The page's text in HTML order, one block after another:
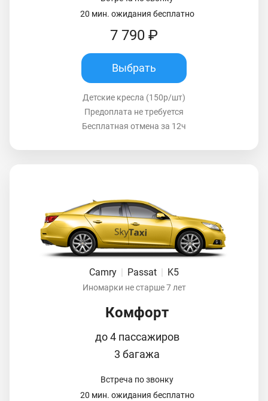
20 мин. ожидания бесплатно
7 790 ₽
Выбрать
Детские кресла (150р/шт)
Предоплата не требуется
Бесплатная отмена за 12ч
Camry Passat K5
Иномарки не старше 7 лет
Комфорт
до 4 пассажиров
3 багажа
Встреча по звонку
20 мин. ожидания бесплатно